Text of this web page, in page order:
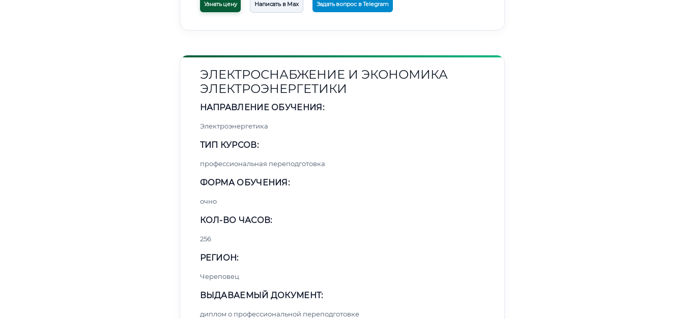
Узнать цену Написать в Max Задать вопрос в Telegram
ЭЛЕКТРОСНАБЖЕНИЕ И ЭКОНОМИКА
ЭЛЕКТРОЭНЕРГЕТИКИ
НАПРАВЛЕНИЕ ОБУЧЕНИЯ:
Электроэнергетика
ТИП КУРСОВ:
профессиональная переподготовка
ФОРМА ОБУЧЕНИЯ:
очно
КОЛ-ВО ЧАСОВ:
256
РЕГИОН:
Череповец
ВЫДАВАЕМЫЙ ДОКУМЕНТ:
диплом о профессиональной переподготовке